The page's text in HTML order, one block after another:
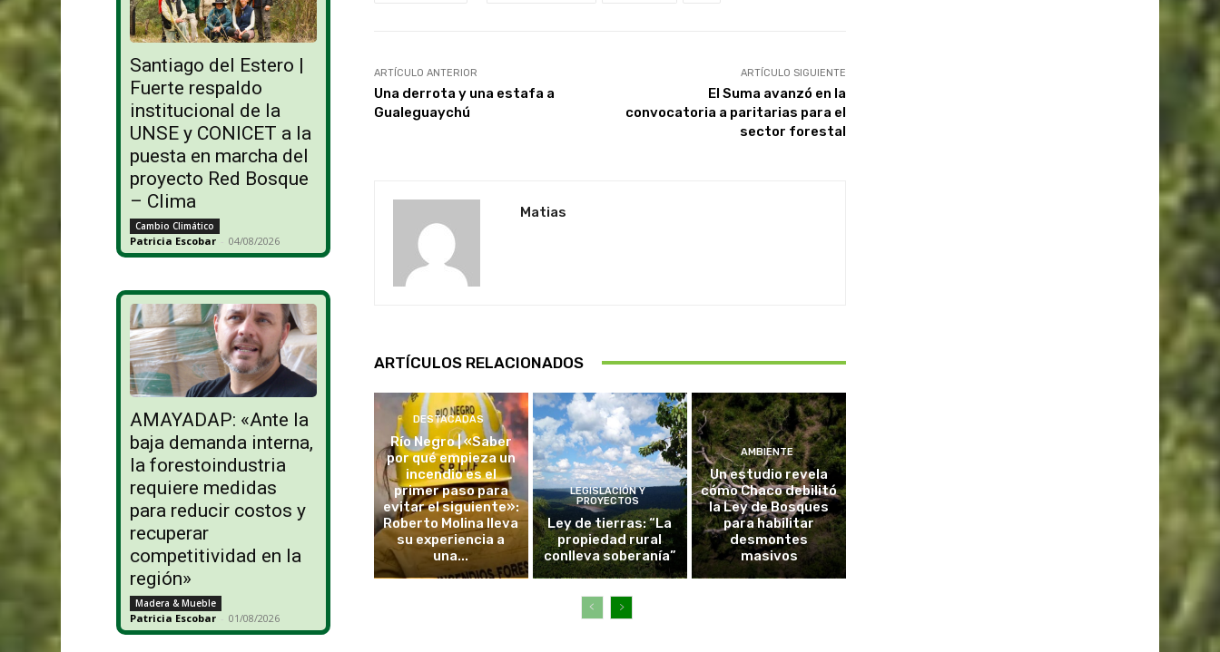
Santiago del Estero |
Fuerte respaldo
institucional de la
UNSE y CONICET a la
puesta en marcha del
proyecto Red Bosque
– Clima
Cambio Climático
Patricia Escobar - 04/08/2026
AMAYADAP: «Ante la
baja demanda interna,
la forestoindustria
requiere medidas
para reducir costos y
recuperar
competitividad en la
región»
Madera & Mueble
Patricia Escobar - 01/08/2026
ARTÍCULO ANTERIOR
Una derrota y una estafa a
Gualeguaychú
ARTÍCULO SIGUIENTE
El Suma avanzó en la
convocatoria a paritarias para el
sector forestal
Matias
ARTÍCULOS RELACIONADOS
DESTACADAS
Río Negro | «Saber
por qué empieza un
incendio es el
primer paso para
evitar el siguiente»:
Roberto Molina lleva
su experiencia a
una...
LEGISLACIÓN Y
PROYECTOS
Ley de tierras: “La
propiedad rural
conlleva soberanía”
AMBIENTE
Un estudio revela
cómo Chaco debilitó
la Ley de Bosques
para habilitar
desmontes
masivos